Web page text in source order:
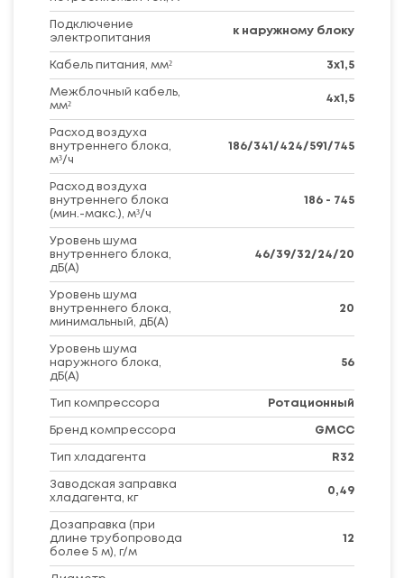
Подключение
электропитания
к наружному блоку
Кабель питания, мм² 3x1,5
Межблочный кабель,
мм²
4x1,5
Расход воздуха
внутреннего блока,
м³/ч
186/341/424/591/745
Расход воздуха
внутреннего блока
(мин.-макс.), м³/ч
186 - 745
Уровень шума
внутреннего блока,
дБ(А)
46/39/32/24/20
Уровень шума
внутреннего блока,
минимальный, дБ(А)
20
Уровень шума
наружного блока,
дБ(А)
56
Тип компрессора Ротационный
Бренд компрессора GMCC
Тип хладагента R32
Заводская заправка
хладагента, кг
0,49
Дозаправка (при
длине трубопровода
более 5 м), г/м
12